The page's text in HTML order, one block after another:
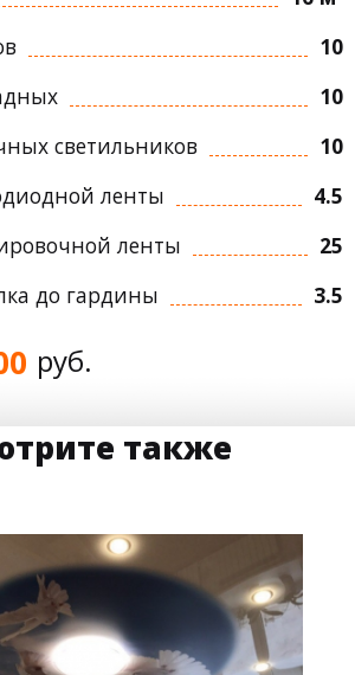
10
10
светильников
10
ленты
4.5
ленты
25
до гардины
3.5
руб.
также